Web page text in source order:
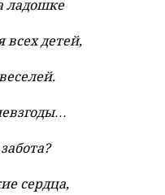
ладошке
всех детей,
сердца,